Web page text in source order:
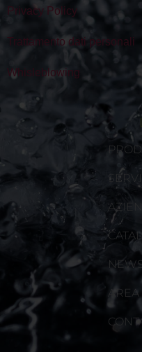
Privacy Policy
Trattamento dati personali
Whisleblowing
AREA